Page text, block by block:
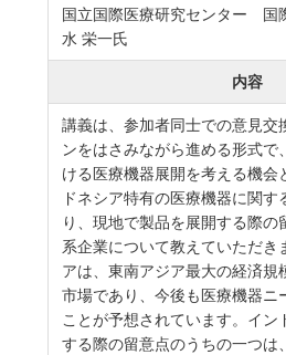
国立国際医療研究センター
水 栄一氏
内容
講義は、参加者同士での意見交
ンをはさみながら進める形式で
ける医療機器展開を考える機会
ドネシア特有の医療機器に関す
り、現地で製品を展開する際の
系企業について教えていただき
アは、東南アジア最大の経済規
市場であり、今後も医療機器ニ
ことが予想されています。イン
する際の留意点のうちの一つは